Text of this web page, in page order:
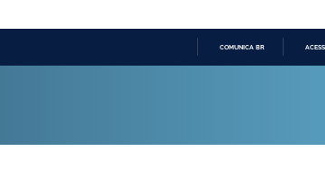
COMUNICA BR